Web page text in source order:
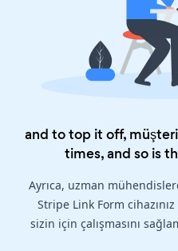
and to top it off,
times, and so is
Ayrıca, uzman
Stripe Link Form
sizin için çalışmasını